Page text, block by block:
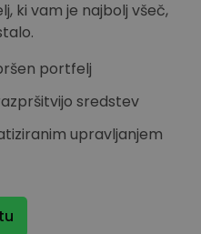
ki vam je najbolj všeč,
portfelj
sredstev
upravljanjem